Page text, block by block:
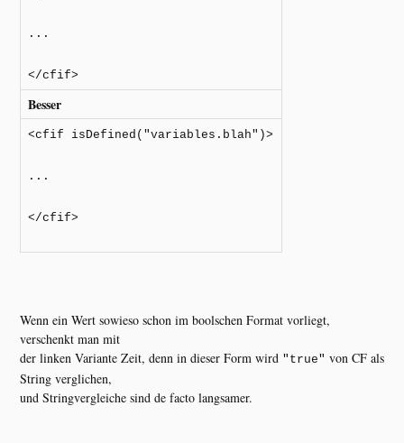
...
</cfif>
Besser
<cfif isDefined("variables.blah")>
...
</cfif>
Wenn ein Wert sowieso schon im boolschen Format vorliegt,
verschenkt man mit
der linken Variante Zeit, denn in dieser Form wird "true" von CF als
String verglichen,
und Stringvergleiche sind de facto langsamer.